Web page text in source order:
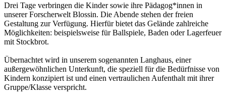
Drei Tage verbringen die Kinder sowie ihre Pädagog*innen in
unserer Forscherwelt Blossin. Die Abende stehen der freien
Gestaltung zur Verfügung. Hierfür bietet das Gelände zahlreiche
Möglichkeiten: beispielsweise für Ballspiele, Baden oder Lagerfeuer
mit Stockbrot.
Übernachtet wird in unserem sogenannten Langhaus, einer
außergewöhnlichen Unterkunft, die speziell für die Bedürfnisse von
Kindern konzipiert ist und einen vertraulichen Aufenthalt mit ihrer
Gruppe/Klasse verspricht.